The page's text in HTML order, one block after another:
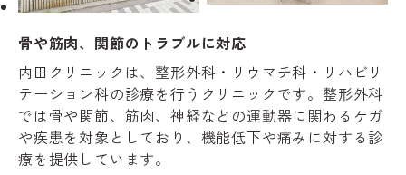
骨や筋肉、関節のトラブルに対応
内田クリニックは、整形外科・リウマチ科・リハビリ
テーション科の診療を行うクリニックです。整形外科
では骨や関節、筋肉、神経などの運動器に関わるケガ
や疾患を対象としており、機能低下や痛みに対する診
療を提供しています。